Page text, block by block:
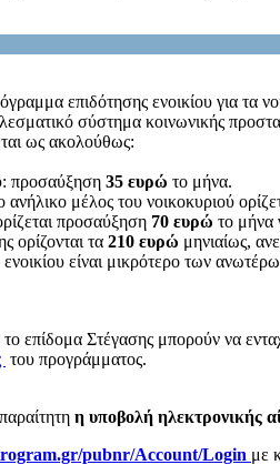
επιδότησης ενοικίου για
σύστημα κοινωνικής
ως ακολούθως:
προσαύξηση 35 ευρώ το μήνα.
ανήλικο μέλος του νοικοκυριού
προσαύξηση 70 ευρώ το μήνα
ορίζονται τα 210 ευρώ μηνιαίως,
είναι μικρότερο των
το επίδομα Στέγασης μπορούν να
του προγράμματος.
η υποβολή ηλεκτρονικής
pubnr/Account/Login με